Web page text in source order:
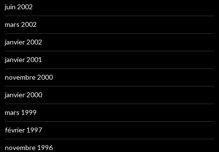
juin 2002
mars 2002
janvier 2002
janvier 2001
novembre 2000
janvier 2000
mars 1999
février 1997
novembre 1996